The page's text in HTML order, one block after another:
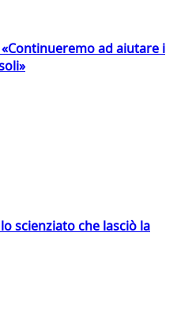
ad aiutare i
scienziato che lasciò la